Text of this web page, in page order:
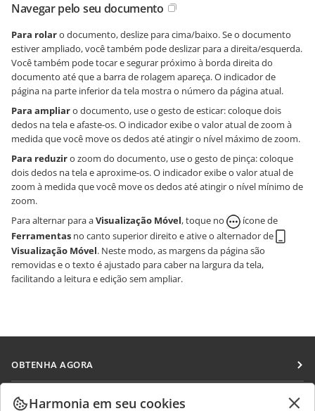
Navegar pelo seu documento
Para rolaro documento, deslize para cima/baixo. Se o documento
estiver ampliado, você também pode deslizar para a direita/esquerda.
Você também pode tocar e segurar próximo à borda direita do
documento até que a barra de rolagem apareça. O indicador de
página na parte inferior da tela mostra o número da página atual.
Para ampliaro documento, use o gesto de esticar: coloque dois
dedos na tela e afaste-os. O indicador exibe o valor atual de zoom à
medida que você move os dedos até atingir o nível máximo de zoom.
Para reduziro zoom do documento, use o gesto de pinça: coloque
dois dedos na tela e aproxime-os. O indicador exibe o valor atual de
zoom à medida que você move os dedos até atingir o nível mínimo de
zoom.
Para alternar para aVisualização Móvel, toque no
ícone de
Ferramentas no canto superior direito e ative o alternador de
Visualização Móvel. Neste modo, as margens da página são
removidas e o texto é ajustado para caber na largura da tela,
facilitando a leitura e edição sem ampliar.
OBTENHA AGORA
Docs
COLABORAR
Harmonia em seu cookies